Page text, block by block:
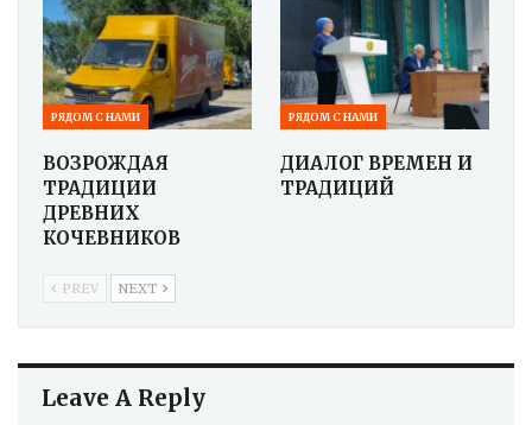
РЯДОМ С НАМИ
ВОЗРОЖДАЯ
ТРАДИЦИИ
ДРЕВНИХ
КОЧЕВНИКОВ
РЯДОМ С НАМИ
ДИАЛОГ ВРЕМЕН И
ТРАДИЦИЙ
PREV NEXT
Leave A Reply